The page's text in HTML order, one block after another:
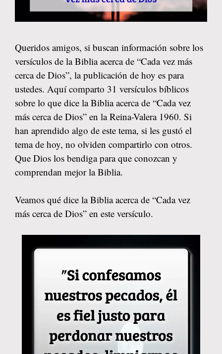
Queridos amigos, si buscan información sobre los
versículos de la Biblia acerca de “Cada vez más
cerca de Dios”, la publicación de hoy es para
ustedes. Aquí comparto 31 versículos bíblicos
sobre lo que dice la Biblia acerca de “Cada vez
más cerca de Dios” en la Reina-Valera 1960. Si
han aprendido algo de este tema, si les gustó el
tema de hoy, no olviden compartirlo con otros.
Que Dios los bendiga para que conozcan y
comprendan mejor la Biblia.
Veamos qué dice la Biblia acerca de “Cada vez
más cerca de Dios” en este versículo.